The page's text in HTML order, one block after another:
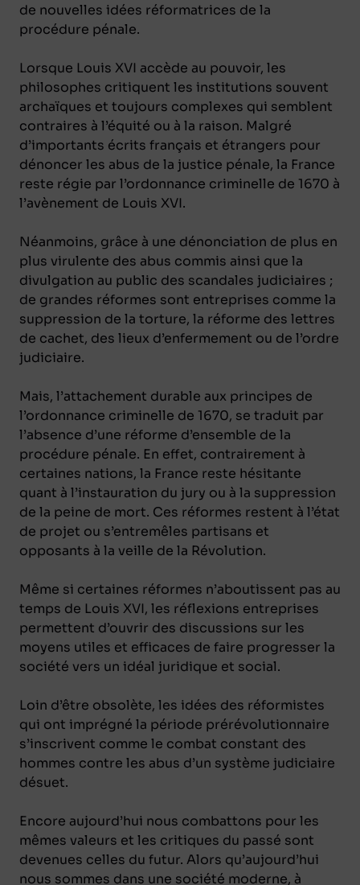
de nouvelles idées réformatrices de la
procédure pénale.
Lorsque Louis XVI accède au pouvoir, les
philosophes critiquent les institutions souvent
archaïques et toujours complexes qui semblent
contraires à l’équité ou à la raison. Malgré
d’importants écrits français et étrangers pour
dénoncer les abus de la justice pénale, la France
reste régie par l’ordonnance criminelle de 1670 à
l’avènement de Louis XVI.
Néanmoins, grâce à une dénonciation de plus en
plus virulente des abus commis ainsi que la
divulgation au public des scandales judiciaires ;
de grandes réformes sont entreprises comme la
suppression de la torture, la réforme des lettres
de cachet, des lieux d’enfermement ou de l’ordre
judiciaire.
Mais, l’attachement durable aux principes de
l’ordonnance criminelle de 1670, se traduit par
l’absence d’une réforme d’ensemble de la
procédure pénale. En effet, contrairement à
certaines nations, la France reste hésitante
quant à l’instauration du jury ou à la suppression
de la peine de mort. Ces réformes restent à l’état
de projet ou s’entremêles partisans et
opposants à la veille de la Révolution.
Même si certaines réformes n’aboutissent pas au
temps de Louis XVI, les réflexions entreprises
permettent d’ouvrir des discussions sur les
moyens utiles et efficaces de faire progresser la
société vers un idéal juridique et social.
Loin d’être obsolète, les idées des réformistes
qui ont imprégné la période prérévolutionnaire
s’inscrivent comme le combat constant des
hommes contre les abus d’un système judiciaire
désuet.
Encore aujourd’hui nous combattons pour les
mêmes valeurs et les critiques du passé sont
devenues celles du futur. Alors qu’aujourd’hui
nous sommes dans une société moderne, à